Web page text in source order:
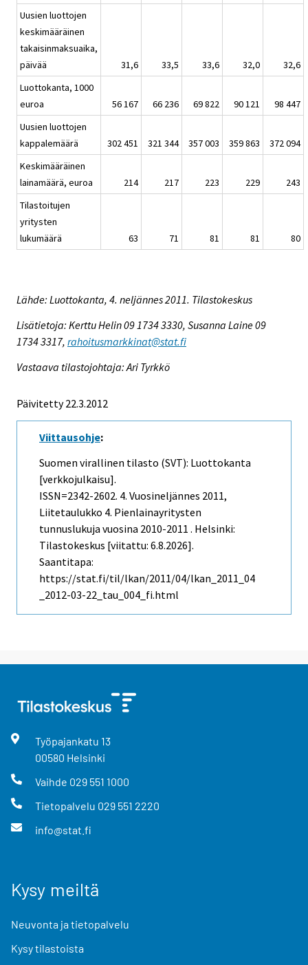
Uusien luottojen
keskimääräinen
takaisinmaksuaika,
päivää
31,6 33,5 33,6 32,0
32,6
Luottokanta, 1000
euroa
56 167 66 236 69 822 90 121
98 447
Uusien luottojen
kappalemäärä
302 451 321 344 357 003 359 863
372 094
Keskimääräinen
lainamäärä, euroa
214 217 223 229
243
Tilastoitujen
yritysten
lukumäärä
63 71 81 81 80
Lähde: Luottokanta, 4. neljännes 2011. Tilastokeskus
Lisätietoja: Kerttu Helin 09 1734 3330, Susanna Laine 09
1734 3317, rahoitusmarkkinat@stat.fi
Vastaava tilastojohtaja: Ari Tyrkkö
Päivitetty 22.3.2012
Viittausohje:
Suomen virallinen tilasto (SVT): Luottokanta
[verkkojulkaisu].
ISSN=2342-2602. 4. Vuosineljännes 2011,
Liitetaulukko 4. Pienlainayritysten
tunnuslukuja vuosina 2010-2011 . Helsinki:
Tilastokeskus [viitattu: 6.8.2026].
Saantitapa:
https://stat.fi/til/lkan/2011/04/lkan_2011_04
_2012-03-22_tau_004_fi.html
Työpajankatu 13
00580 Helsinki
Vaihde 029 551 1000
Tietopalvelu 029 551 2220
info@stat.fi
Kysy meiltä
Neuvonta ja tietopalvelu
Kysy tilastoista